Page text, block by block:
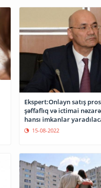
Ekspert:Onlayn satış
şəffaflıq və ictimai
hansı imkanlar
15-08-2022